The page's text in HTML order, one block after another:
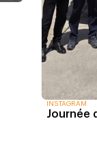
INSTAGRAM
Journée